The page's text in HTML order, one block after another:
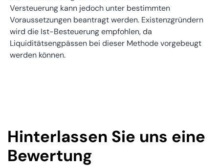
Versteuerung kann jedoch unter bestimmten
Voraussetzungen beantragt werden. Existenzgründern
wird die Ist-Besteuerung empfohlen, da
Liquiditätsengpässen bei dieser Methode vorgebeugt
werden können.
Hinterlassen Sie uns eine
Bewertung